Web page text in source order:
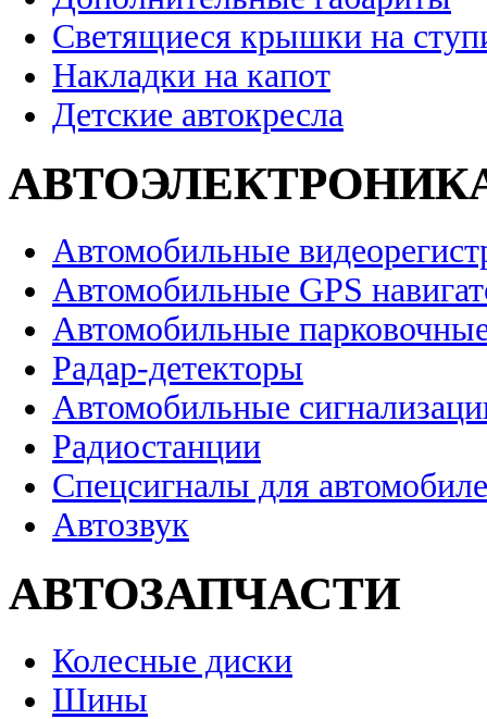
Светящиеся крышки на
Накладки на капот
Детские автокресла
Автомобильные
Автомобильные GPS
Автомобильные
Радар-детекторы
Автомобильные
Радиостанции
Спецсигналы для
Автозвук
АВТОЗАПЧАСТИ
Колесные диски
Шины